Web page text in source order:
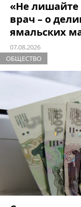
«Не
врач – о
ямальских
07.08.2026
ОБЩЕСТВО